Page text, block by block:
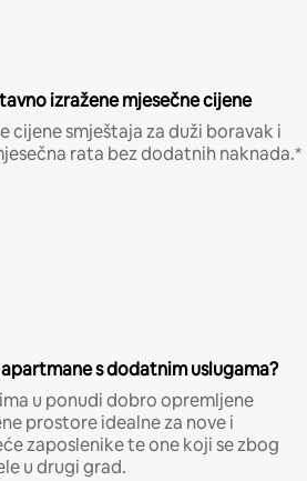
izražene mjesečne cijene
cijene smještaja za duži boravak i
rata bez dodatnih naknada.*
s dodatnim uslugama?
u ponudi dobro opremljene
prostore idealne za nove i
zaposlenike te one koji se zbog
u drugi grad.